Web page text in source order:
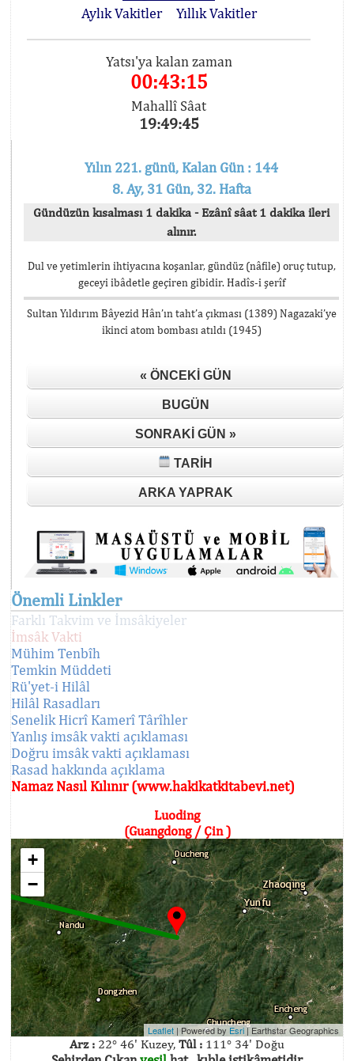
Aylık Vakitler
Yıllık Vakitler
Yatsı'ya kalan zaman
00:43:15
Mahallî Sâat
19:49:45
Yılın 221. günü, Kalan Gün : 144
8. Ay, 31 Gün, 32. Hafta
Gündüzün kısalması 1 dakika - Ezânî sâat 1 dakika ileri
alınır.
Dul ve yetimlerin ihtiyacına koşanlar, gündüz (nâfile) oruç tutup,
geceyi ibâdetle geçiren gibidir. Hadîs-i şerîf
Sultan Yıldırım Bâyezid Hân’ın taht’a çıkması (1389) Nagazaki’ye
ikinci atom bombası atıldı (1945)
« ÖNCEKI GÜN
BUGÜN
SONRAKI GÜN »
TARIH
ARKA YAPRAK
Önemli Linkler
Farklı Takvim ve İmsâkiyeler
İmsâk Vakti
Mühim Tenbîh
Temkin Müddeti
Rü'yet-i Hilâl
Hilâl Rasadları
Senelik Hicrî Kamerî Târîhler
Yanlış imsâk vakti açıklaması
Doğru imsâk vakti açıklaması
Rasad hakkında açıklama
Namaz Nasıl Kılınır (www.hakikatkitabevi.net)
Luoding
(Guangdong / Çin )
+
−
Leaflet | Powered byEsri|Earthstar Geographics
Arz : 22° 46' Kuzey, Tûl : 111° 34' Doğu